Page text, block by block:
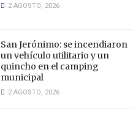
2 AGOSTO, 2026
San Jerónimo: se incendiaron
un vehículo utilitario y un
quincho en el camping
municipal
2 AGOSTO, 2026